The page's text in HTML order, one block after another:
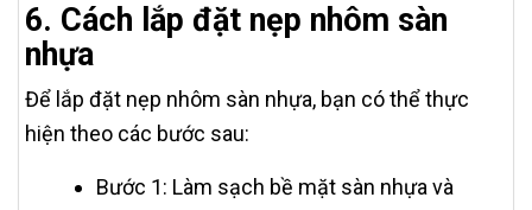
6. Cách lắp đặt nẹp nhôm sàn
nhựa
Để lắp đặt nẹp nhôm sàn nhựa, bạn có thể thực
hiện theo các bước sau:
Bước 1: Làm sạch bề mặt sàn nhựa và